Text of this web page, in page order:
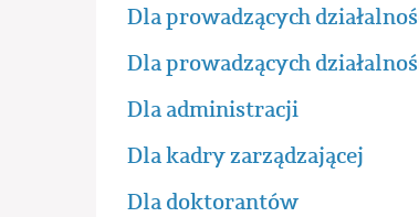
Dla prowadzących
Dla prowadzących
Dla administracji
Dla kadry zarządzającej
Dla doktorantów